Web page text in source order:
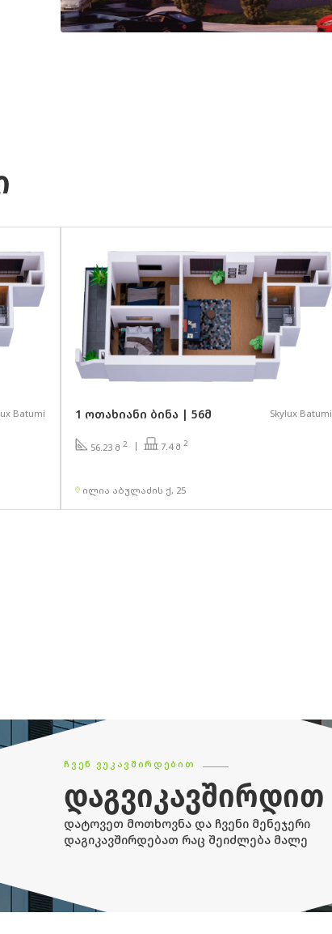
Batumi 1 ოთახიანი ბინა | 56მ Skylux Batumi
56.23 მ2 7.4 მ2
ილია აბულაძის ქ, 25
ᲩᲕᲔᲜ ᲕᲣᲙᲐᲕᲨᲘᲠᲓᲔᲑᲘᲗ
ᲓᲐᲒᲕᲘᲙᲐᲕᲨᲘᲠᲓᲘᲗ
დატოვეთ მოთხოვნა და ჩვენი მენეჯერი
დაგიკავშირდებათ რაც შეიძლება მალე